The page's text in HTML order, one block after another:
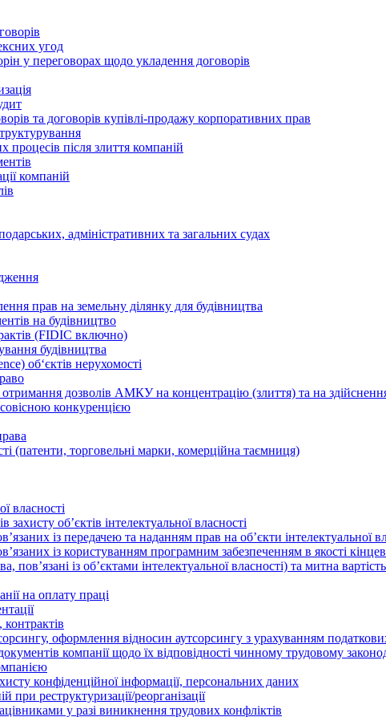
угод
у переговорах щодо укладення договорів
та договорів купівлі-продажу корпоративних прав
процесів після злиття компаній
компаній
адміністративних та загальних судах
прав на земельну ділянку для будівництва
на будівництво
(FIDIC включно)
будівництва
об‘єктів нерухомості
дозволів АМКУ на концентрацію (злиття) та на
конкуренцією
(патенти, торговельні марки, комерційна таємниця)
власності
об’єктів інтелектуальної власності
із передачею та наданням прав на об’єкти інтелектуальної
із користуванням програмним забезпеченням в якості
пов’язані із об’єктами інтелектуальної власності) та митна
на оплату праці
оформлення відносин аутсорсингу з урахуванням
компанії щодо їх відповідності чинному трудовому
конфіденційної інформації, персональних даних
реструктуризації/реорганізації
у разі виникнення трудових конфліктів